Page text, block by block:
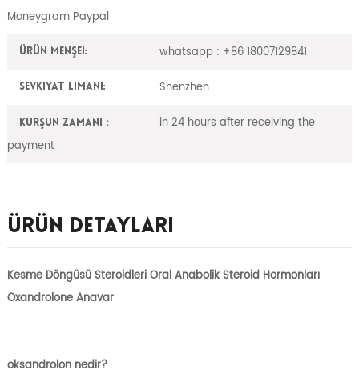
Moneygram Paypal
Ürün Menşei: whatsapp : +86 18007129841
Sevkiyat Limanı: Shenzhen
Kurşun zamanı：
in 24 hours after receiving the
payment
Ürün Detayları
Kesme Döngüsü Steroidleri Oral Anabolik Steroid Hormonları
Oxandrolone Anavar
oksandrolon nedir?